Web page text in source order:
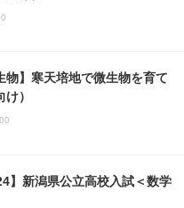
物】寒天培地で微生物を育て
）
】新潟県公立高校入試＜数学